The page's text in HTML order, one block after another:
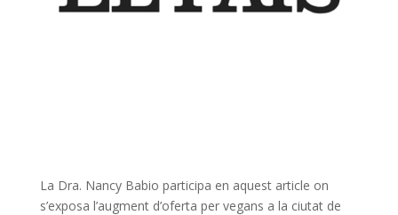
La Dra. Nancy Babio participa en aquest article on
s’exposa l’augment d’oferta per vegans a la ciutat de